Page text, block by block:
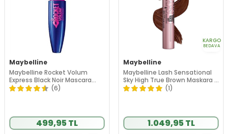
Maybelline
Maybelline Rocket Volum
Express Black Noir Mascara
9.6ml
(6)
499,95 TL
KARGO
BEDAVA
Maybelline
Maybelline Lash Sensational
Sky High True Brown Maskara 6
ml
(1)
1.049,95 TL